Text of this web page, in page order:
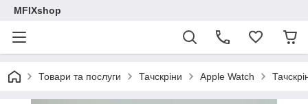
MFIXshop
Товари та послуги Тачскріни Apple Watch